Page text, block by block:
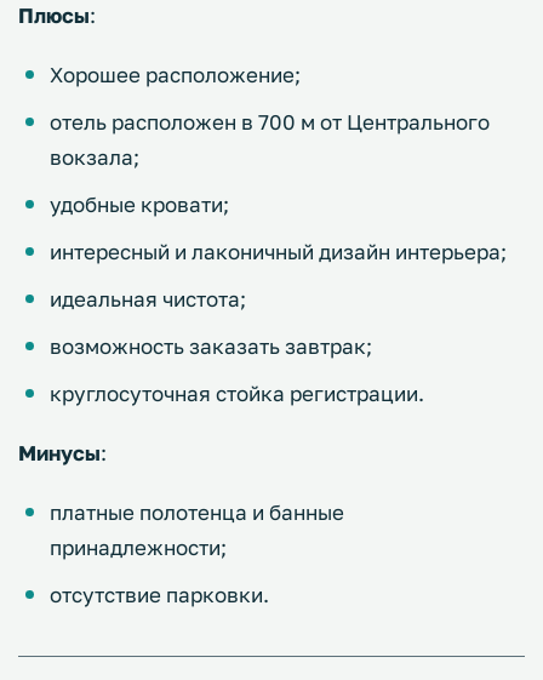
Плюсы:
Хорошее расположение;
отель расположен в 700 м от Центрального
вокзала;
удобные кровати;
интересный и лаконичный дизайн интерьера;
идеальная чистота;
возможность заказать завтрак;
круглосуточная стойка регистрации.
Минусы:
платные полотенца и банные
принадлежности;
отсутствие парковки.